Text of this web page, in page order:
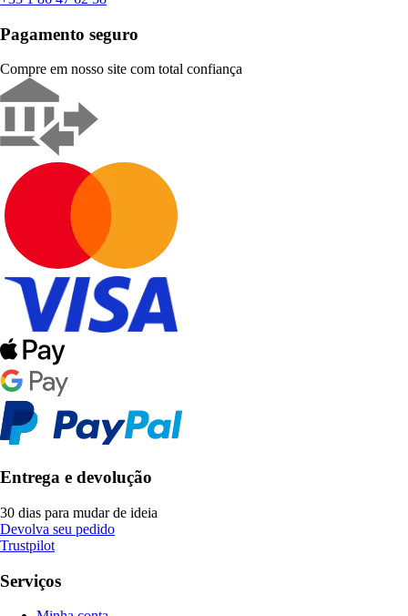
Pagamento seguro
Compre em nosso site com total confiança
Entrega e devolução
30 dias para mudar de ideia
Devolva seu pedido
Trustpilot
Serviços